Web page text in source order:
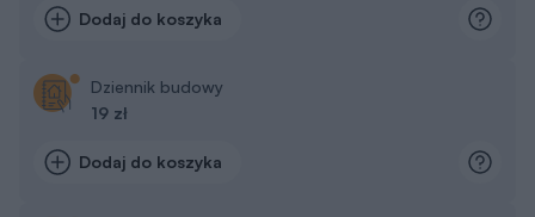
Dodaj do koszyka
Dziennik budowy
19 zł
Dodaj do koszyka